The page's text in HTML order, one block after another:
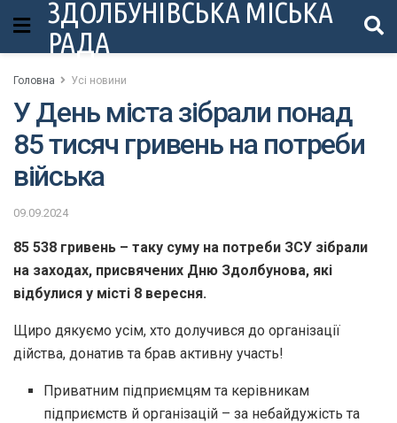
ЗДОЛБУНІВСЬКА МІСЬКА
РАДА
Головна Усі новини
У День міста зібрали понад
85 тисяч гривень на потреби
війська
09.09.2024
85 538 гривень – таку суму на потреби ЗСУ зібрали
на заходах, присвячених Дню Здолбунова, які
відбулися у місті 8 вересня.
Щиро дякуємо усім, хто долучився до організації
дійства, донатив та брав активну участь!
Приватним підприємцям та керівникам
підприємств й організацій – за небайдужість та